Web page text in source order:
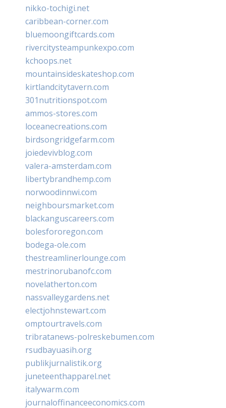
nikko-tochigi.net
caribbean-corner.com
bluemoongiftcards.com
rivercitysteampunkexpo.com
kchoops.net
mountainsideskateshop.com
kirtlandcitytavern.com
301nutritionspot.com
ammos-stores.com
loceanecreations.com
birdsongridgefarm.com
joiedevivblog.com
valera-amsterdam.com
libertybrandhemp.com
norwoodinnwi.com
neighboursmarket.com
blackanguscareers.com
bolesfororegon.com
bodega-ole.com
thestreamlinerlounge.com
mestrinorubanofc.com
novelatherton.com
nassvalleygardens.net
electjohnstewart.com
omptourtravels.com
tribratanews-polreskebumen.com
rsudbayuasih.org
publikjurnalistik.org
juneteenthapparel.net
italywarm.com
journaloffinanceeconomics.com